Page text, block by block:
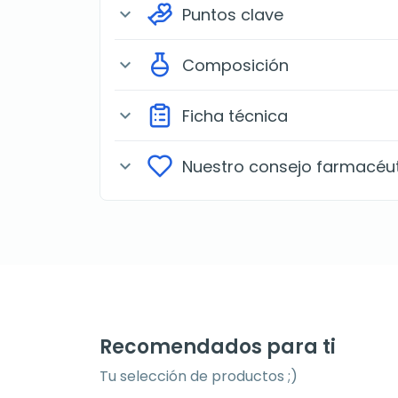
expand_more Puntos clave
expand_more Composición
expand_more Ficha técnica
expand_more Nuestro consejo
Recomendados para ti
Tu selección de productos ;)